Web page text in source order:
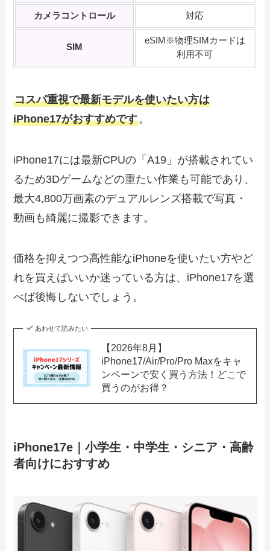
カメラコントロール 対応
SIM
eSIM※物理SIMカードは
利用不可
コスパ重視で最新モデルを使いたい方は
iPhone17がおすすめです。
iPhone17には最新CPUの「A19」が搭載されてい
るため3Dゲームなどの重たい作業も可能であり、
最大4,800万画素のデュアルレンズ搭載で写真・
動画も綺麗に撮影できます。
価格を抑えつつ高性能なiPhoneを使いたい方やど
れを買えばいいか迷っている方は、iPhone17を選
べば後悔しないでしょう。
あわせて読みたい
【2026年8月】
iPhone17/Air/Pro/Pro Maxをキャ
ンペーンで安く買う方法！どこで
買うのがお得？
iPhone17e｜小学生・中学生・シニア・高齢
者向けにおすすめ